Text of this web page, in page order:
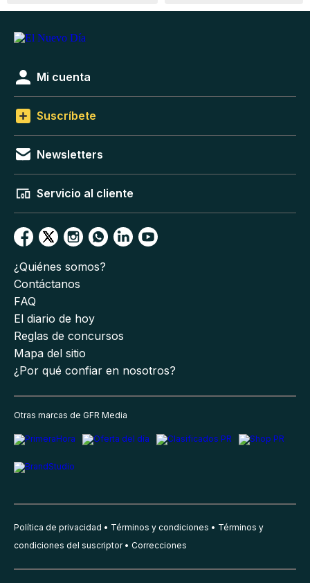
Mi cuenta
Suscríbete
Newsletters
Servicio al cliente
¿Quiénes somos?
Contáctanos
FAQ
El diario de hoy
Reglas de concursos
Mapa del sitio
¿Por qué confiar en nosotros?
Otras marcas de GFR Media
Política de privacidad Términos y condiciones
Términos y
condiciones del suscriptor
Correcciones